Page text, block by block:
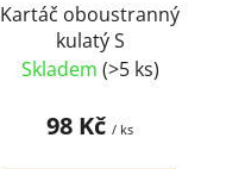
Kartáč oboustranný
kulatý S
Skladem (>5 ks)
98 Kč / ks